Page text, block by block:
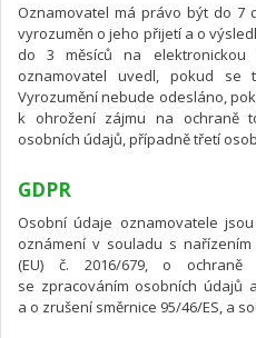
Oznamovatel má právo být do 7
vyrozuměn o jeho přijetí a o
do 3 měsíců na elektronickou
oznamovatel uvedl, pokud se
Vyrozumění nebude odesláno,
k ohrožení zájmu na ochraně
osobních údajů, případně třetí
GDPR
Osobní údaje oznamovatele
oznámení v souladu s
(EU) č. 2016/679, o
se zpracováním osobních údajů
a o zrušení směrnice 95/46/ES, a